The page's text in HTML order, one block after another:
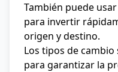
También puede
para invertir
origen y destino.
Los tipos de
para garantizar la